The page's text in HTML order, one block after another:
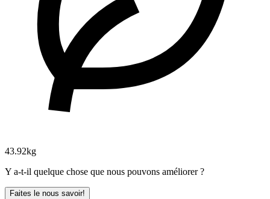
43.92kg
Y a-t-il quelque chose que nous pouvons améliorer ?
Faites le nous savoir!